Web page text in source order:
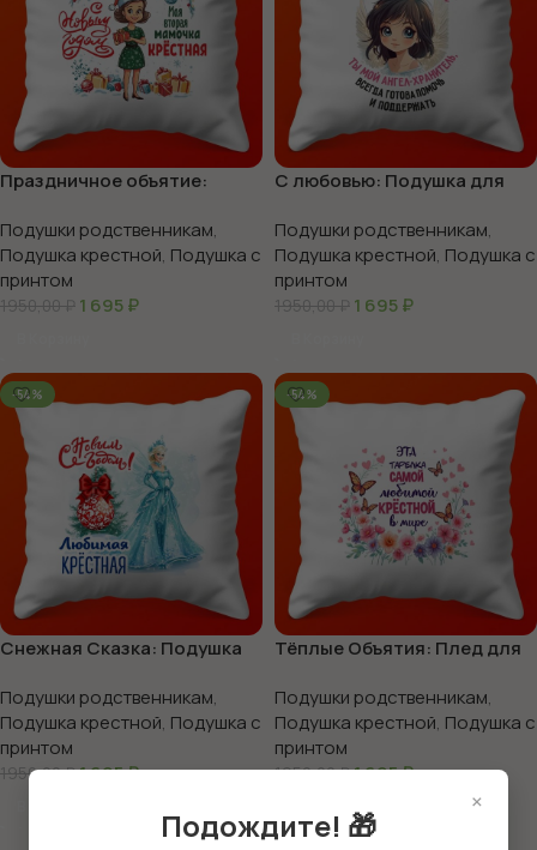
Праздничное объятие:
35х35
Подушки родственникам,
Подушка крестной, Подушка с
принтом
1950,00₽ 1 695₽
С любовью: Подушка для
Подушки родственникам,
Подушка крестной, Подушка с
принтом
1950,00₽ 1 695₽
-54%
Снежная Сказка: Подушка
Подушки родственникам,
Подушка крестной, Подушка с
принтом
1950,00₽1 695₽
-54%
Тёплые Объятия: Плед для
Подушки родственникам,
Подушка крестной, Подушка с
принтом
1950,00₽1 695₽
×
Подождите! 🎁